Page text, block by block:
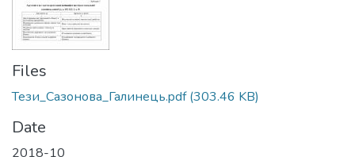
Files
Тези_Сазонова_Галинець.pdf(303.46 KB)
Date
2018-10